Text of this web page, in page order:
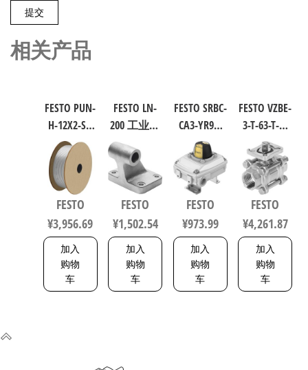
相关产品
FESTO PUN-
H-12X2-SI-
200 聚氨酯
气动软管
符合ISO
8573-1:2010
558275
FESTO
¥3,956.69
加入
购物
车
FESTO LN-
200 工业自
动化零部
件 规格200
9038
FESTO
¥1,502.54
加入
购物
车
FESTO SRBC-
CA3-YR90-
MW-1-1WG-
C2-EX6 工业
自动化零
部件 规格1
8137093
FESTO
¥973.99
加入
购物
车
FESTO VZBE-
3-T-63-T-2-
F0710-
V15V16 不
锈钢球阀
行程63mm
符合ISO
5211 0710
FESTO
¥4,261.87
加入
购物
车